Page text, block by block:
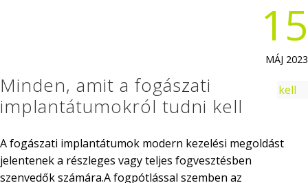
15
MÁJ 2023
Minden, amit a fogászati
implantátumokról tudni kell
A fogászati implantátumok modern kezelési megoldást
jelentenek a részleges vagy teljes fogvesztésben
szenvedők számára.A fogpótlással szemben az